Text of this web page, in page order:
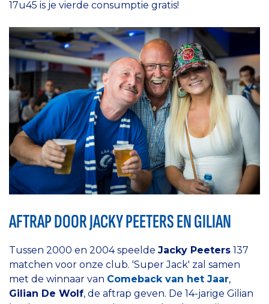
17u45 is je vierde consumptie gratis!
AFTRAP DOOR JACKY PEETERS EN GILIAN
Tussen 2000 en 2004 speelde Jacky Peeters 137
matchen voor onze club. 'Super Jack' zal samen
met de winnaar van Comeback van het Jaar,
Gilian De Wolf, de aftrap geven. De 14-jarige Gilian